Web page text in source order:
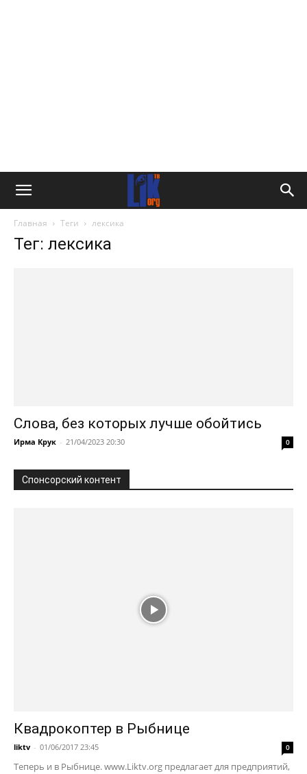
Главная Теги лексика
Тег: лексика
Слова, без которых лучше обойтись
Ирма Крук - 21/04/2023 20:30 0
Спонсорский контент
Квадрокоптер в Рыбнице
liktv - 01/06/2017 23:45 0
Теперь и в Рыбнице. www.Liktv.org предлагает для предприятий,